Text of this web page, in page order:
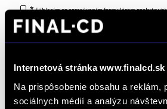
Internetová stránka
Na prispôsobenie obsahu a reklám,
sociálnych médií a analýzu
*Súhlasím so spracúvaním formulárom
vybavovania objednávok, dopytov na produkty a
prostredníctvom online formulárov na webstránke
vozidiel FINAL-CD.S podmienkami spracúvania